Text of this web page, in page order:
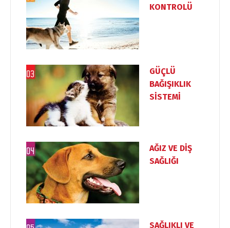
KONTROLÜ
GÜÇLÜ
BAĞIŞIKLIK
SİSTEMİ
AĞIZ VE DİŞ
SAĞLIĞI
SAĞLIKLI VE